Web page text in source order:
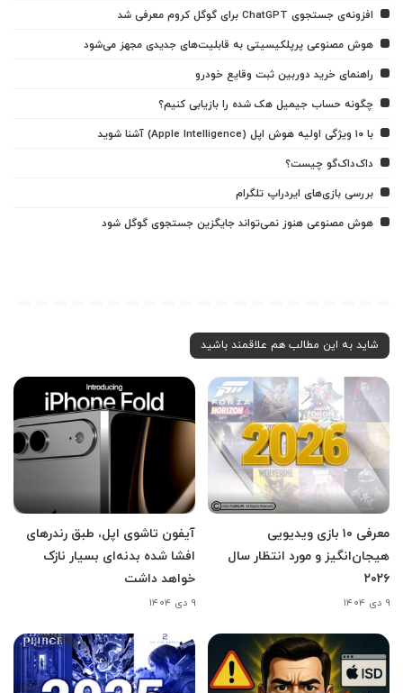
افزونه‌ی جستجوی ChatGPT برای گوگل کروم معرفی شد
هوش مصنوعی پرپلکیسیتی به قابلیت‌های جدیدی مجهز می‌شود
راهنمای خرید دوربین ثبت وقایع خودرو
چگونه حساب جیمیل هک شده را بازیابی کنیم؟
با ۱۰ ویژگی اولیه هوش اپل (Apple Intelligence) آشنا شوید
داک‌داک‌گو چیست؟
بررسی بازی‌های ایردراپ تلگرام
هوش مصنوعی هنوز نمی‌تواند جایگزین جستجوی گوگل شود
شاید به این مطالب هم علاقمند باشید
معرفی ۱۰ بازی ویدیویی
هیجان‌انگیز و مورد انتظار سال
۲۰۲۶
۹ دی ۱۴۰۴
آیفون تاشوی اپل، طبق رندرهای
افشا شده بدنه‌ای بسیار نازک
خواهد داشت
۹ دی ۱۴۰۴